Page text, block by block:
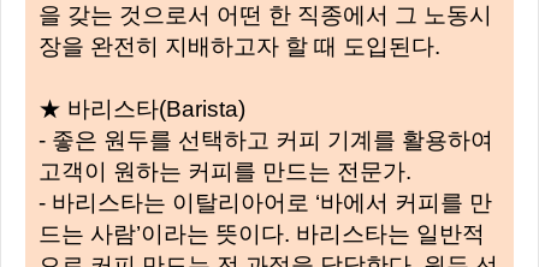
을 갖는 것으로서 어떤 한 직종에서 그 노동시
장을 완전히 지배하고자 할 때 도입된다.
★ 바리스타(Barista)
- 좋은 원두를 선택하고 커피 기계를 활용하여
고객이 원하는 커피를 만드는 전문가.
- 바리스타는 이탈리아어로 ‘바에서 커피를 만
드는 사람’이라는 뜻이다. 바리스타는 일반적